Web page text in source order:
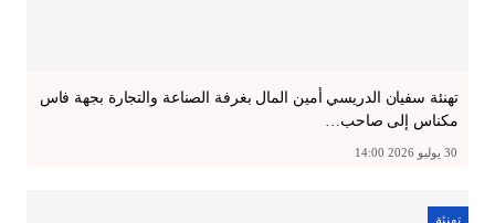
تهنئة سفيان الدريسي أمين المال بغرفة الصناعة والتجارة بجهة فاس
مكناس إلى صاحب…
30 يوليو 2026 14:00
تهنئة